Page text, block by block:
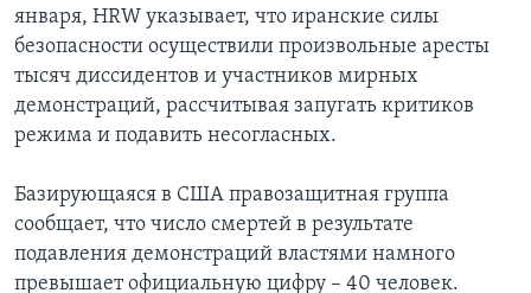
Learning English
СОЦИАЛЬНЫЕ СЕТИ
Языки
января, HRW указывает, что иранские силы
безопасности осуществили произвольные аресты
тысяч диссидентов и участников мирных
демонстраций, рассчитывая запугать критиков
режима и подавить несогласных.
Базирующаяся в США правозащитная группа
сообщает, что число смертей в результате
подавления демонстраций властями намного
превышает официальную цифру – 40 человек.